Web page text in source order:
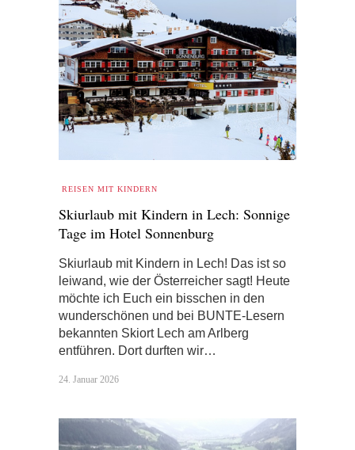
REISEN MIT KINDERN
Skiurlaub mit Kindern in Lech: Sonnige
Tage im Hotel Sonnenburg
Skiurlaub mit Kindern in Lech! Das ist so
leiwand, wie der Österreicher sagt! Heute
möchte ich Euch ein bisschen in den
wunderschönen und bei BUNTE-Lesern
bekannten Skiort Lech am Arlberg
entführen. Dort durften wir…
24. Januar 2026